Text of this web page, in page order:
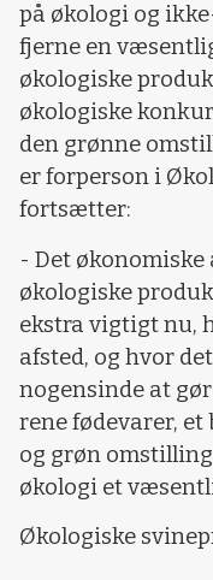
på økologi og
fjerne en
økologiske
økologiske
den grønne
er forperson i
fortsætter:
- Det
økologiske
ekstra vigtigt nu,
afsted, og hvor
nogensinde at
rene fødevarer,
og grøn
økologi et
Økologiske